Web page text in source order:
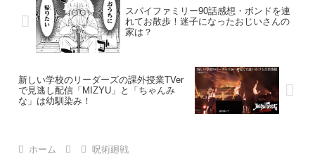
スパイファミリー90話感想・ボンドを連
れてお散歩！迷子になったおじいさんの
家は？
新しい学校のリーダーズの課外授業TVer
で見逃し配信「MIZYU」と「ちゃんみ
な」は幼馴染み！
ホーム 呪術廻戦